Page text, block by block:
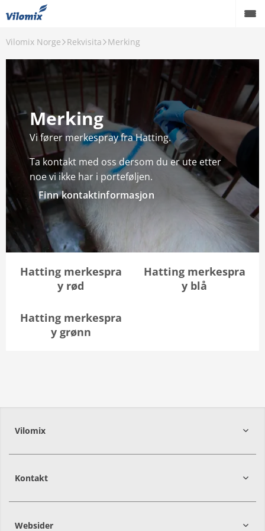
Vilomix Norge Rekvisita Merking
Merking
Vi fører merkespray fra Hatting.
​Ta kontakt med oss dersom du er ute etter
noe vi ikke har i porteføljen.
Finn kontaktinformasjon
Hatting merkespra
y rød
Hatting merkespra
y blå
Hatting merkespra
y grønn
Vilomix
Kontakt
Websider
Drøvtygger
Akvakultur
Rekvisita
Danish Agro Group